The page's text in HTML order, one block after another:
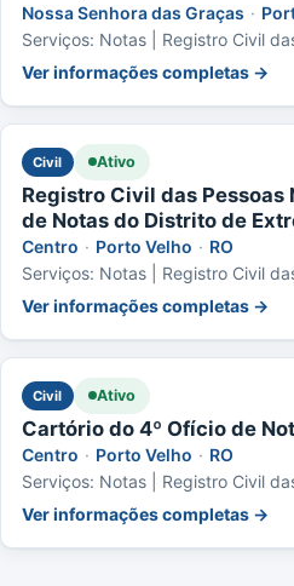
Nossa Senhora das Graças ·
Serviços: Notas | Registro Civil
Ver informações completas →
Civil Ativo
Registro Civil das Pessoas
de Notas do Distrito de
Centro · Porto Velho · RO
Serviços: Notas | Registro Civil
Ver informações completas →
Civil Ativo
Cartório do 4º Ofício de
Centro · Porto Velho · RO
Serviços: Notas | Registro Civil
Ver informações completas →